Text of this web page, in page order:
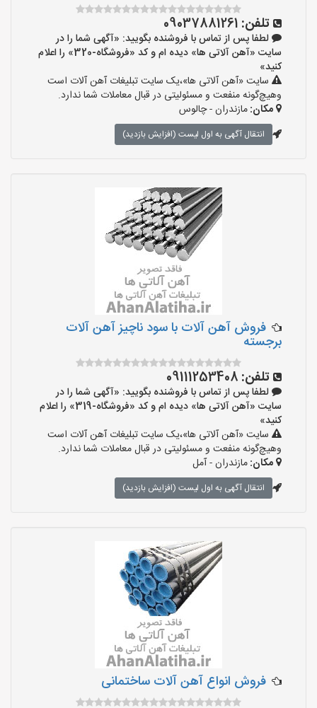
تلفن: 09037881261
لطفا پس از تماس با فروشنده بگویید: «آگهی شما را در
سایت «آهن آلاتی ها» دیده ام و کد «فروشگاه-320» را اعلام
کنید»
سایت «آهن آلاتی ها»،یک سایت تبلیغات آهن آلات است
وهیچ‌گونه منفعت و مسئولیتی در قبال معاملات شما ندارد.
مکان:مازندران - چالوس
انتقال آگهی به اول لیست (افزایش بازدید)
فروش آهن آلات با سود ناچیز آهن آلات
برجسته
تلفن: 09111253408
لطفا پس از تماس با فروشنده بگویید: «آگهی شما را در
سایت «آهن آلاتی ها» دیده ام و کد «فروشگاه-319» را اعلام
کنید»
سایت «آهن آلاتی ها»،یک سایت تبلیغات آهن آلات است
وهیچ‌گونه منفعت و مسئولیتی در قبال معاملات شما ندارد.
مکان:مازندران - آمل
انتقال آگهی به اول لیست (افزایش بازدید)
فروش انواع آهن آلات ساختمانی